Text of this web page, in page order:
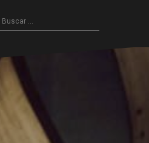
Buscar: